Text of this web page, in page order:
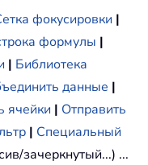
фокусировки |
формулы |
| Библиотека
данные |
ячейки | Отправить
| Специальный
зачеркнутый...) ...